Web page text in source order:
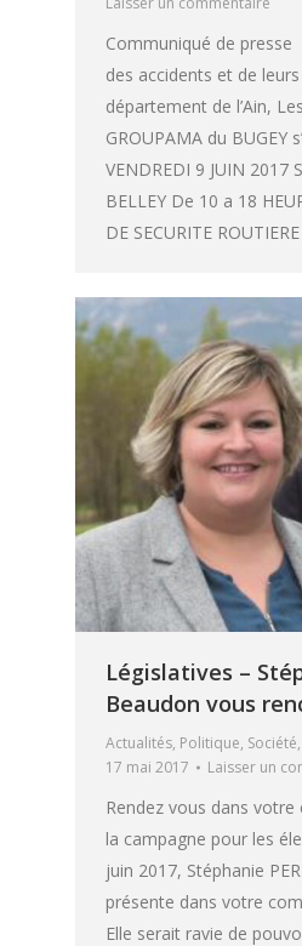
Communiqué de
des accidents et de
département de l’Ain,
GROUPAMA du BUGEY
VENDREDI 9 JUIN 2017
BELLEY De 10 a 18
DE SECURITE
Législatives –
Beaudon vous
Actualités, Politique, Société,
17 mai 2017
Laisser un
Rendez vous dans
la campagne pour les
juin 2017, Stéphanie
présente dans votre
Elle serait ravie de